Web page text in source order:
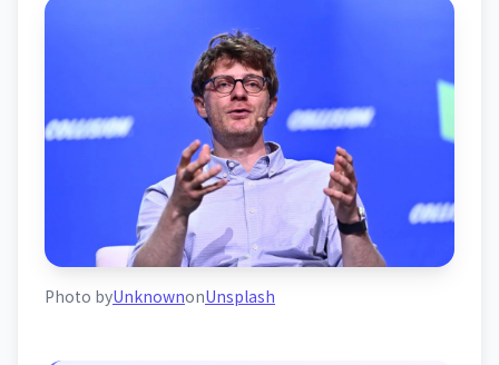
Photo byUnknownonUnsplash